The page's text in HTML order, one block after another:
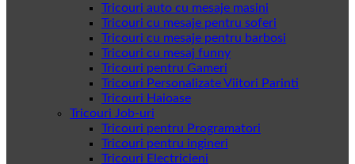
Tricouri auto cu mesaje masini
Tricouri cu mesaje pentru soferi
Tricouri cu mesaje pentru barbosi
Tricouri cu mesaj funny
Tricouri pentru Gameri
Tricouri Personalizate Viitori Parinti
Tricouri Haioase
Tricouri Job-uri
Tricouri pentru Programatori
Tricouri pentru ingineri
Tricouri Electricieni